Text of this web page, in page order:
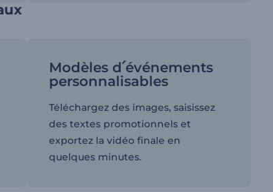
Modèles d՛événements
personnalisables
Téléchargez des images, saisissez
des textes promotionnels et
exportez la vidéo finale en
quelques minutes.